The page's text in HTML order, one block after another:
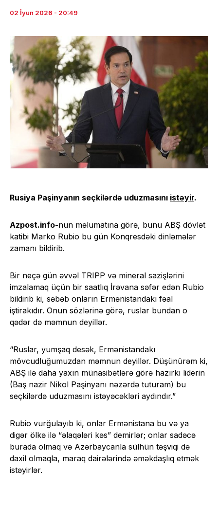
02 İyun 2026 - 20:49
Rusiya Paşinyanın seçkilərdə uduzmasını istəyir.
Azpost.info-nun məlumatına görə, bunu ABŞ dövlət
katibi Marko Rubio bu gün Konqresdəki dinləmələr
zamanı bildirib.
Bir neçə gün əvvəl TRIPP və mineral sazişlərini
imzalamaq üçün bir saatlıq İrəvana səfər edən Rubio
bildirib ki, səbəb onların Ermənistandakı fəal
iştirakıdır. Onun sözlərinə görə, ruslar bundan o
qədər də məmnun deyillər.
“Ruslar, yumşaq desək, Ermənistandakı
mövcudluğumuzdan məmnun deyillər. Düşünürəm ki,
ABŞ ilə daha yaxın münasibətlərə görə hazırkı liderin
(Baş nazir Nikol Paşinyanı nəzərdə tuturam) bu
seçkilərdə uduzmasını istəyəcəkləri aydındır.”
Rubio vurğulayıb ki, onlar Ermənistana bu və ya
digər ölkə ilə “əlaqələri kəs” demirlər; onlar sadəcə
burada olmaq və Azərbaycanla sülhün təşviqi də
daxil olmaqla, maraq dairələrində əməkdaşlıq etmək
istəyirlər.